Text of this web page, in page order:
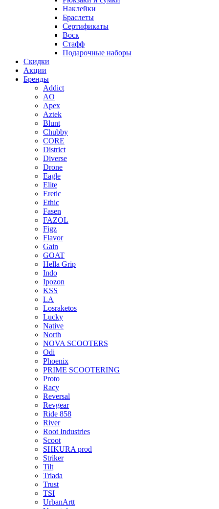
Наклейки
Браслеты
Сертификаты
Воск
Стафф
Подарочные наборы
Скидки
Акции
Бренды
Addict
AO
Apex
Aztek
Blunt
Chubby
CORE
District
Diverse
Drone
Eagle
Elite
Eretic
Ethic
Fasen
FAZOL
Figz
Flavor
Gain
GOAT
Hella Grip
Indo
Ipozon
KSS
LA
Losraketos
Lucky
Native
North
NOVA SCOOTERS
Odi
Phoenix
PRIME SCOOTERING
Proto
Racy
Reversal
Revgear
Ride 858
River
Root Industries
Scoot
SHKURA рrоd
Striker
Tilt
Triada
Trust
TSI
UrbanArtt